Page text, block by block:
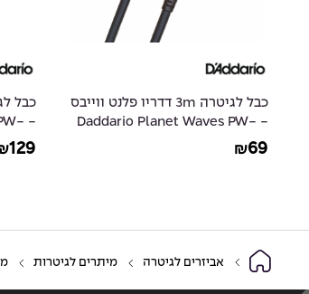
כבל לגיטרה 3m דדריו פלנט ווייבס
- Daddario Planet Waves PW-
CGT-10
₪69
20
129
אביזרים לגיטרה מיתרים לגיטרות